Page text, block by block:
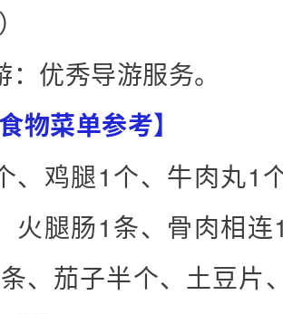
：优秀导游服务。
物菜单参考】
、鸡腿1个、牛肉丸1
火腿肠1条、骨肉相
、茄子半个、土豆片